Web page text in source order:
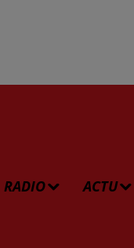
RADIO ACTU